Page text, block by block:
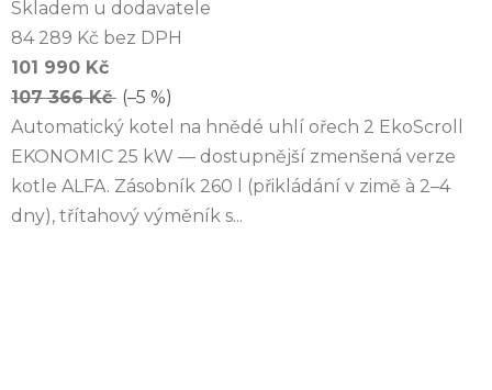
Skladem u dodavatele
84 289 Kč bez DPH
101 990 Kč
107 366 Kč (–5 %)
Automatický kotel na hnědé uhlí ořech 2 EkoScroll
EKONOMIC 25 kW — dostupnější zmenšená verze
kotle ALFA. Zásobník 260 l (přikládání v zimě à 2–4
dny), třítahový výměník s...